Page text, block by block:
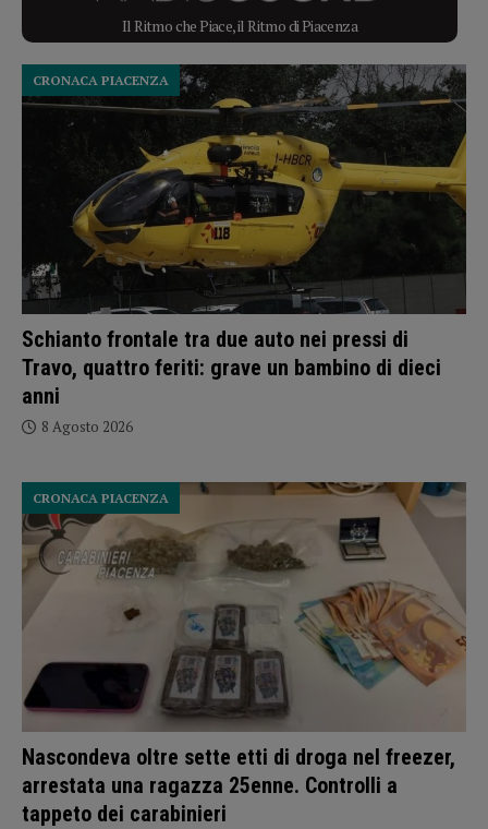
Il Ritmo che Piace, il Ritmo di Piacenza
Schianto frontale tra due auto nei pressi di
Travo, quattro feriti: grave un bambino di dieci
anni
CRONACA PIACENZA
8 Agosto 2026
Nascondeva oltre sette etti di droga nel freezer,
arrestata una ragazza 25enne. Controlli a
tappeto dei carabinieri
CRONACA PIACENZA